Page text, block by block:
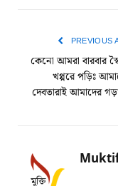
PREVIOUS
কেনো আমরা বারবার
খপ্পরে পড়িঃ
দেবতারাই আমাদের